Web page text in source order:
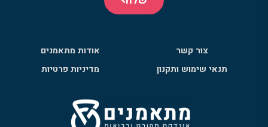
צור קשר
אודות מתאמנים
תנאי שימוש ותקנון
מדיניות פרטיות